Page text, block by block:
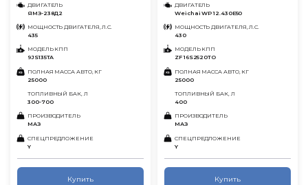
ДВИГАТЕЛЬ
ЯМЗ-238Д2
МОЩНОСТЬ ДВИГАТЕЛЯ, Л.С.
435
МОДЕЛЬ КПП
9JS135TA
ПОЛНАЯ МАССА АВТО, КГ
25000
ТОПЛИВНЫЙ БАК, Л
300-700
ПРОИЗВОДИТЕЛЬ
МАЗ
СПЕЦПРЕДЛОЖЕНИЕ
Y
Купить
ДВИГАТЕЛЬ
Weichai WP 12.430E50
МОЩНОСТЬ ДВИГАТЕЛЯ, Л.С.
430
МОДЕЛЬ КПП
ZF 16S2520TO
ПОЛНАЯ МАССА АВТО, КГ
25000
ТОПЛИВНЫЙ БАК, Л
400
ПРОИЗВОДИТЕЛЬ
МАЗ
СПЕЦПРЕДЛОЖЕНИЕ
Y
Купить